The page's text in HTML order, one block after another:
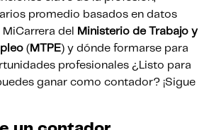
promedio basados en datos
del
Ministerio de Trabajo y
( MTPE) y dónde formarse para
profesionales ¿Listo para
ganar como contador? ¡Sigue